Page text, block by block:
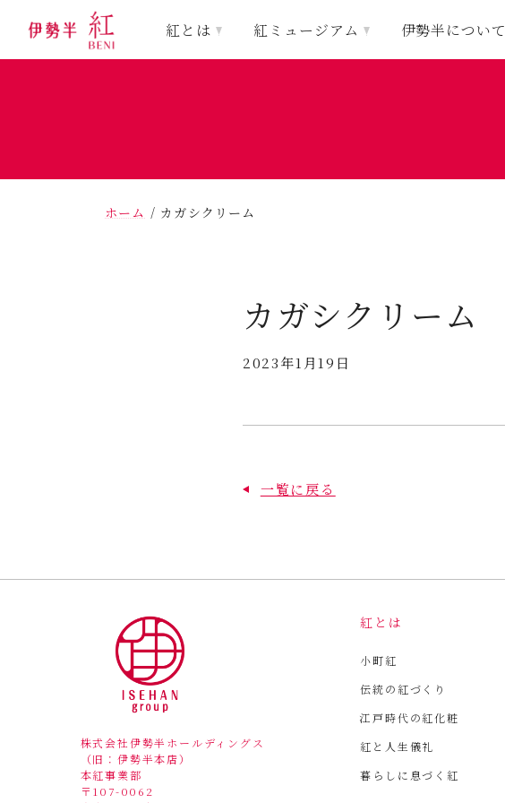
紅とは 紅ミュージアム 伊勢半について
ホーム / カガシクリーム
カガシクリーム
2023年1月19日
一覧に戻る
株式会社伊勢半ホールディングス
（旧：伊勢半本店）
本紅事業部
〒107-0062
紅とは
小町紅
伝統の紅づくり
江戸時代の紅化粧
紅と人生儀礼
暮らしに息づく紅